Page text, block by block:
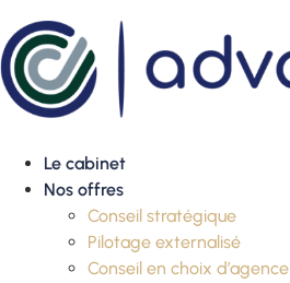
Le cabinet
Nos offres
Conseil stratégique
Pilotage externalisé
Conseil en choix d’agence